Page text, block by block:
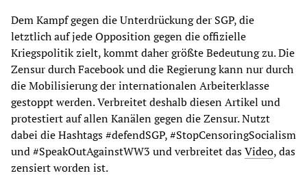
Dem Kampf gegen die Unterdrückung der SGP, die
letztlich auf jede Opposition gegen die offizielle
Kriegspolitik zielt, kommt daher größte Bedeutung zu. Die
Zensur durch Facebook und die Regierung kann nur durch
die Mobilisierung der internationalen Arbeiterklasse
gestoppt werden. Verbreitet deshalb diesen Artikel und
protestiert auf allen Kanälen gegen die Zensur. Nutzt
dabei die Hashtags #defendSGP, #StopCensoringSocialism
und #SpeakOutAgainstWW3 und verbreitet dasVideo, das
zensiert worden ist.